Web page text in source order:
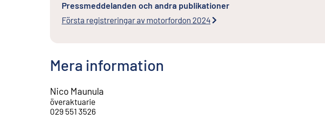
Pressmeddelanden och andra publikationer
Första registreringar av motorfordon 2024
Mera information
Nico Maunula
överaktuarie
029 551 3526